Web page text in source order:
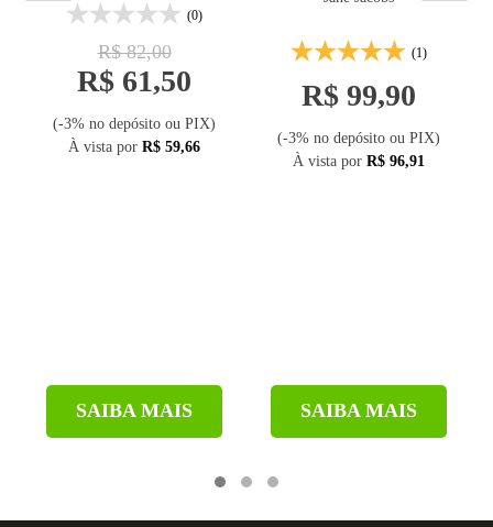
(0)
R$ 82,00
R$ 61,50
(-3% no depósito ou PIX)
À vista por R$ 59,66
SAIBA MAIS
(1)
R$ 99,90
(-3% no depósito ou PIX)
À vista por R$ 96,91
SAIBA MAIS